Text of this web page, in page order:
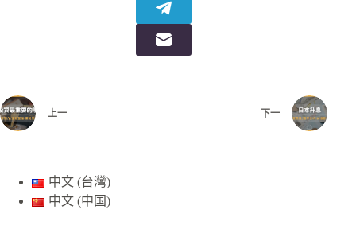
上一 下一
中文 (台灣)
中文 (中国)